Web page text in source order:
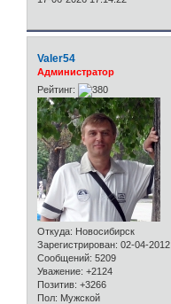
Valer54
Администратор
Рейтинг:
Откуда: Новосибирск
Зарегистрирован: 02-04-2012
Сообщений: 5209
Уважение: +2124
Позитив: +3266
Пол: Мужской